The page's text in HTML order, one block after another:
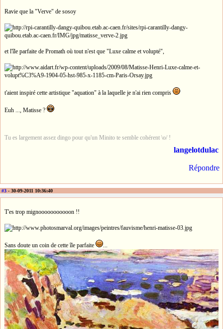
Ravie que la "Verve" de sosoy
et l'île parfaite de Promath où tout n'est que "Luxe calme et volupté",
t'aient inspiré cette artistique "aquation" à la laquelle je n'ai rien compris
Euh ..., Matisse ?
Tu es largement assez dingo pour qu'un Minito te semble cohérent \o/ !
langelotdulac
Répondre
#3 - 30-09-2011 10:36:40
T'es trop mignooooooooooon !!
Sans doute un coin de cette île parfaite ...